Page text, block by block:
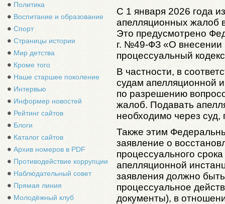
Политика
Воспитание и образование
Спорт
Страницы истории
Мир детства
Кроме того
Наше старшее поколение
Интервью
Информер новостей
Рейтинг сайтов
Блоги
Каталог сайтов
Архив номеров в PDF
Противодействие коррупции
Наблюдательный совет
Прямая линия
Молодёжный клуб
С 1 января 2026 года
апелляционных жалоб
Это предусмотрено
г. №49-ФЗ «О внесении
процессуальный
В частности, в
судам апелляционной
по разрешению
жалоб. Подавать
необходимо через
Также этим
заявление о
процессуального
апелляционной
заявления должно
процессуальное
документы), в